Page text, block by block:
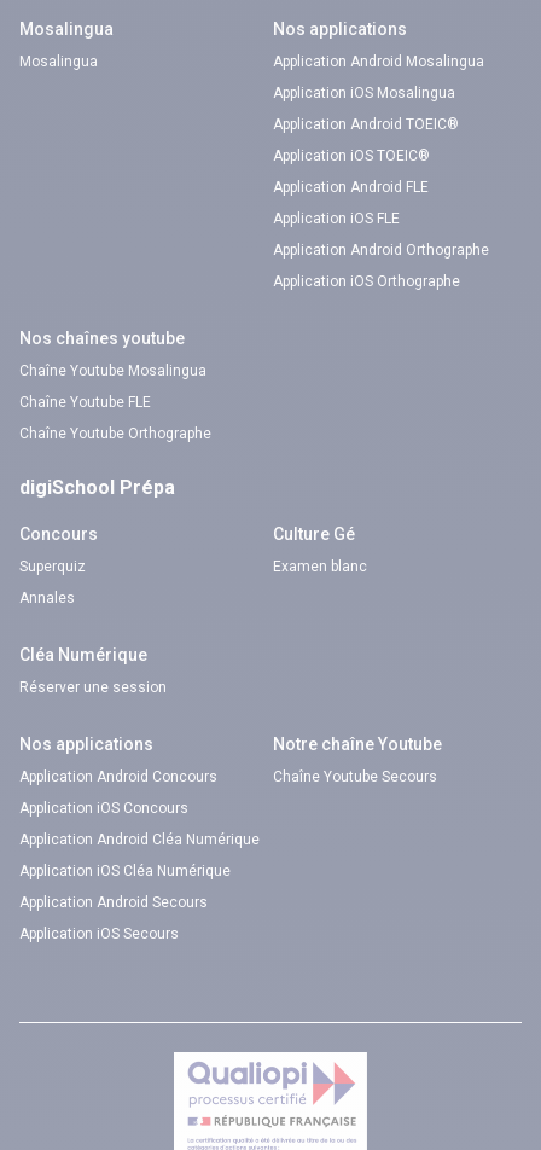
Mosalingua
Mosalingua
Nos applications
Application Android Mosalingua
Application iOS Mosalingua
Application Android TOEIC®
Application iOS TOEIC®
Application Android FLE
Application iOS FLE
Application Android Orthographe
Application iOS Orthographe
Nos chaînes youtube
Chaîne Youtube Mosalingua
Chaîne Youtube FLE
Chaîne Youtube Orthographe
digiSchool Prépa
Concours
Superquiz
Annales
Culture Gé
Examen blanc
Cléa Numérique
Réserver une session
Nos applications
Application Android Concours
Application iOS Concours
Application Android Cléa Numérique
Application iOS Cléa Numérique
Application Android Secours
Application iOS Secours
Notre chaîne Youtube
Chaîne Youtube Secours